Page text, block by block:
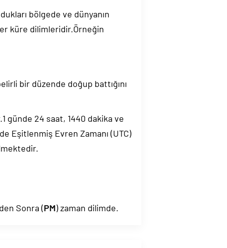
bölgede ve dünyanın
küre dilimleridir.Örneğin
bir düzende doğup battığını
günde 24 saat, 1440 dakika ve
Eşitlenmiş Evren Zamanı (UTC)
Sonra (PM) zaman dilimde.